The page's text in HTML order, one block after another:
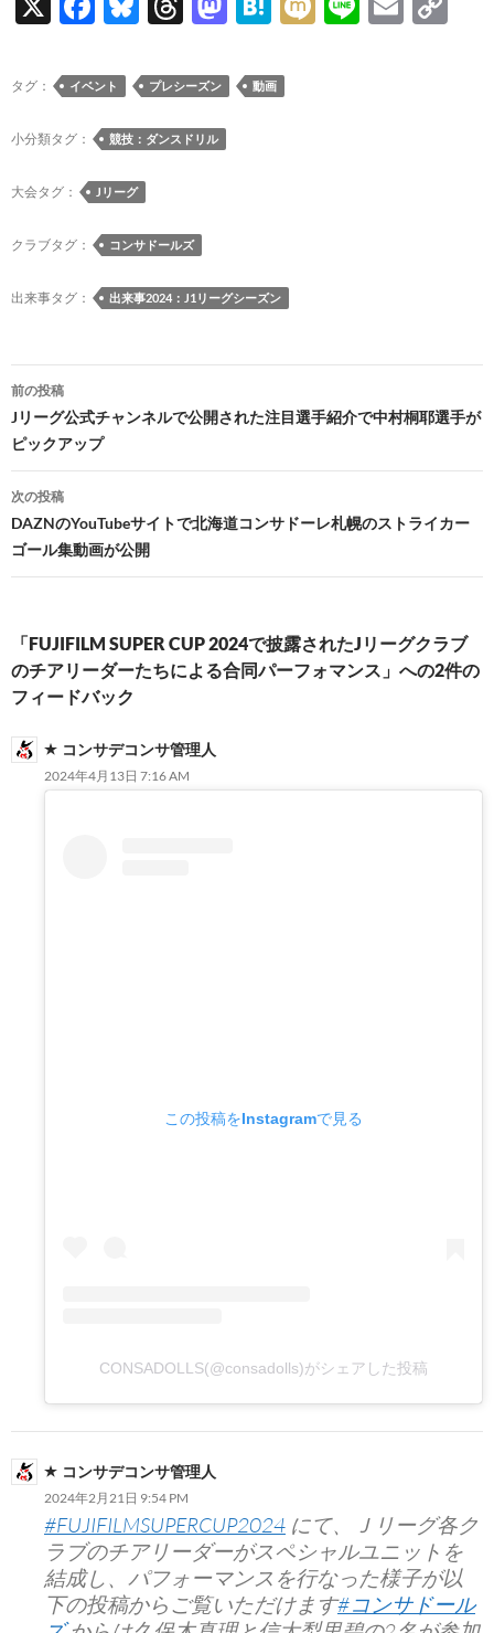
e
b
o
o
k
es
k
y
e
a
ds
to
d
e
n
タグ： イベント プレシーズン 動画
小分類タグ： 競技：ダンスドリル
大会タグ： Jリーグ
クラブタグ： コンサドールズ
出来事タグ： 出来事2024：J1リーグシーズン
投
稿
ナ
ビ
ゲ
ー
ョ
ン
前の投稿
Jリーグ公式チャンネルで公開された注目選手紹介で中村桐耶選手が
ピックアップ
次の投稿
DAZNのYouTubeサイトで北海道コンサドーレ札幌のストライカー
ゴール集動画が公開
「FUJIFILM SUPER CUP 2024で披露されたJリーグクラブ
のチアリーダーたちによる合同パーフォマンス」への2件の
フィードバック
コンサデコンサ管理人
2024年4月13日 7:16 AM
この投稿をInstagramで見る
CONSADOLLS(@consadolls)がシェアした投稿
コンサデコンサ管理人
2024年2月21日 9:54 PM
#FUJIFILMSUPERCUP2024 にて、Ｊリーグ各ク
ラブのチアリーダーがスペシャルユニットを
結成し、パフォーマンスを行なった様子が以
下の投稿からご覧いただけます#コンサドール